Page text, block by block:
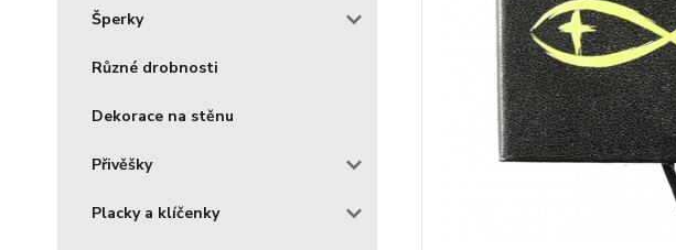
Šperky
Různé drobnosti
Dekorace na stěnu
Přivěšky
Placky a klíčenky